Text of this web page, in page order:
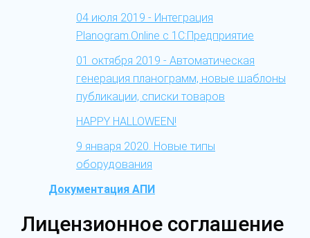
04 июля 2019 - Интеграция
Planogram.Online c 1С:Предприятие
01 октября 2019 - Автоматическая
генерация планограмм, новые шаблоны
публикации, списки товаров
HAPPY HALLOWEEN!
9 января 2020. Новые типы
оборудования
Документация АПИ
Лицензионное соглашение